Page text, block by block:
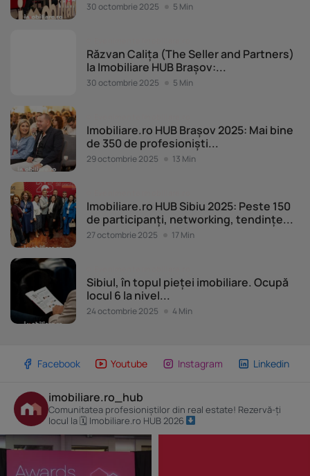
30 octombrie 2025 5 Min
Răzvan Calița (The Seller and Partners)
la Imobiliare HUB Brașov:...
30 octombrie 2025 5 Min
Imobiliare.ro HUB Brașov 2025: Mai bine
de 350 de profesioniști...
29 octombrie 2025 13 Min
Imobiliare.ro HUB Sibiu 2025: Peste 150
de participanți, networking, tendințe...
27 octombrie 2025 17 Min
Sibiul, în topul pieței imobiliare. Ocupă
locul 6 la nivel...
24 octombrie 2025 4 Min
Facebook Youtube Instagram Linkedin
imobiliare.ro_hub
Comunitatea profesioniștilor din real estate! Rezervă-ți
locul la 🗓 Imobiliare.ro HUB 2026